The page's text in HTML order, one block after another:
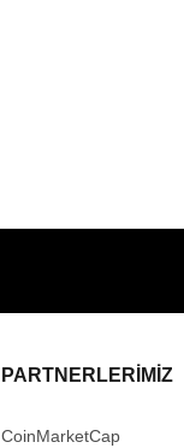
PARTNERLERIMIZ
CoinMarketCap